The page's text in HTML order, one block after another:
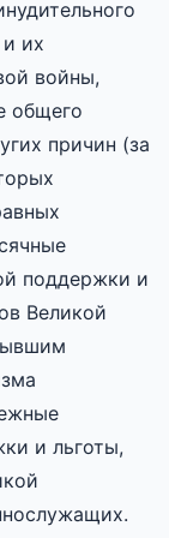
их
войны,
общего
причин (за
поддержки и
Великой
и льготы,